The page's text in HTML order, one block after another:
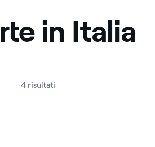
in Italia
4 risultati